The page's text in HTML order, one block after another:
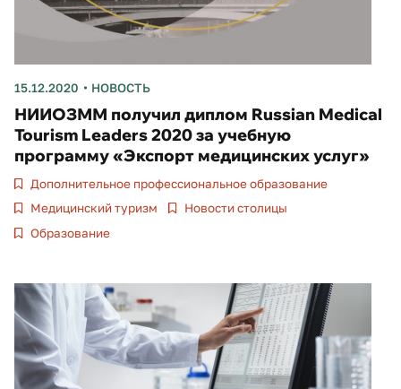
15.12.2020 НОВОСТЬ
НИИОЗММ получил диплом Russian Medical
Tourism Leaders 2020 за учебную
программу «Экспорт медицинских услуг»
Дополнительное профессиональное образование
Медицинский туризм
Новости столицы
Образование